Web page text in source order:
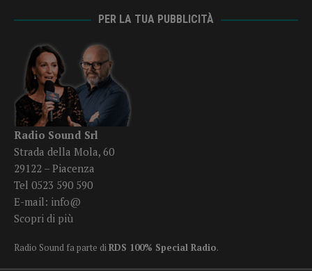
PER LA TUA PUBBLICITÀ
Radio Sound Srl
Strada della Mola, 60
29122 – Piacenza
Tel 0523 590 590
E-mail: info@
Scopri di più
Radio Sound fa parte di RDS 100% Special Radio.